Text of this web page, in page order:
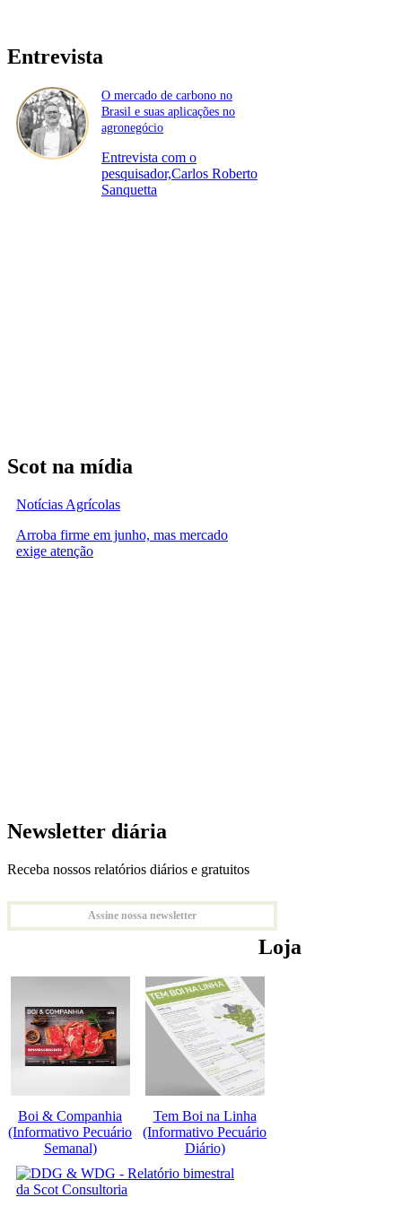
Entrevista
O mercado de carbono no
Brasil e suas aplicações no
agronegócio
Entrevista com o
pesquisador,Carlos Roberto
Sanquetta
Scot na mídia
Notícias Agrícolas
Arroba firme em junho, mas mercado
exige atenção
Newsletter diária
Receba nossos relatórios diários e gratuitos
Assine nossa newsletter
Loja
Boi & Companhia
(Informativo Pecuário
Semanal)
Tem Boi na Linha
(Informativo Pecuário
Diário)